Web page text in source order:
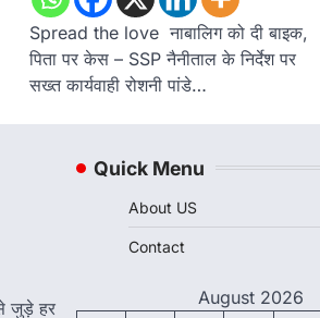
Spread the love नाबालिग को दी बाइक,
पिता पर केस – SSP नैनीताल के निर्देश पर
सख्त कार्यवाही रोशनी पांडे…
जुड़े हर
Quick Menu
About US
Contact
August 2026